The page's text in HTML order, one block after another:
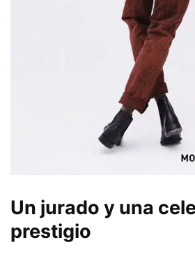
Un jurado y una
prestigio